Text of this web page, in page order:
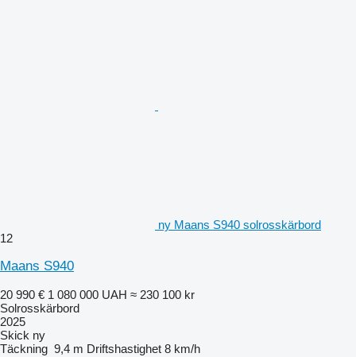
ny Maans S940 solrosskärbord
12
Maans S940
20 990 € 1 080 000 UAH ≈ 230 100 kr
Solrosskärbord
2025
Skick ny
Täckning 9,4 m Driftshastighet 8 km/h